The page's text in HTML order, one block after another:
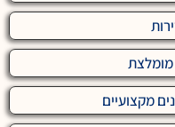
מומלצת
מקצועיים